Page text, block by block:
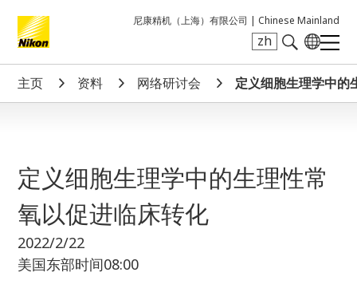
尼康精机（上海）有限公司 | Chinese Mainland
zh
Search keyword(s)
主页 资料 网络研讨会 定义细胞生理学中的
定义细胞生理学中的生理性常
氧以促进临床转化
2022/2/22
美国东部时间08:00